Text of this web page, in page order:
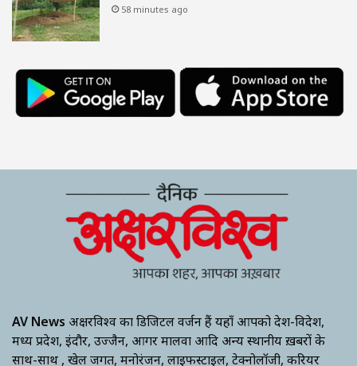
58 minutes ago
AV News अक्षरविश्व का डिजिटल वर्जन हैं यहाँ आपको देश-विदेश,
मध्य प्रदेश, इंदौर, उज्जैन, आगर मालवा आदि अन्य स्थानीय ख़बरों के
साथ-साथ , खेल जगत, मनोरंजन, लाइफस्टाइल, टेक्नोलॉजी, करियर